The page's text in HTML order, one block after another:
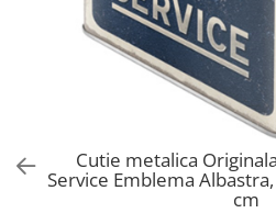
Cutie metalica
Service Emblema
cm